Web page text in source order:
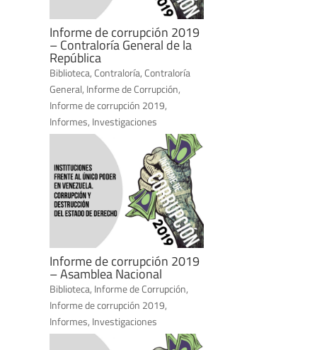
Informe de corrupción 2019
– Contraloría General de la
República
Biblioteca,Contraloría,Contraloría
General, Informe de Corrupción,
Informe de corrupción 2019,
Informes, Investigaciones
Informe de corrupción 2019
– Asamblea Nacional
Biblioteca, Informe de Corrupción,
Informe de corrupción 2019,
Informes, Investigaciones